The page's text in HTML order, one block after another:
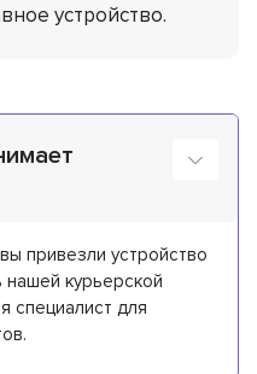
устройство.
привезли устройство
нашей курьерской
специалист для